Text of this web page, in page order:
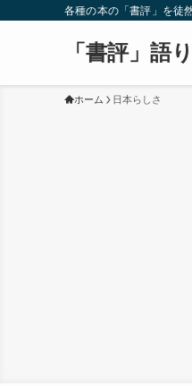
各種の本の「書評」を徒
「書評」語
ホーム 日本らしさ